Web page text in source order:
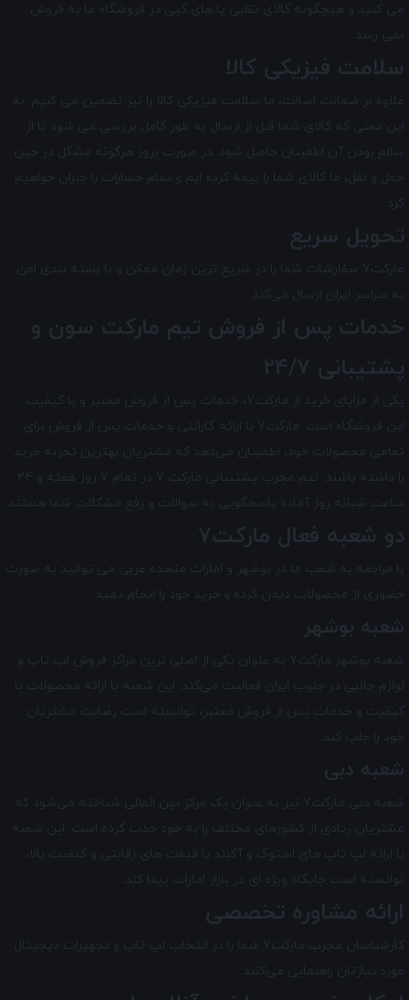
می کنید و هیچگونه کالای تقلبی یا های کپی در فروشگاه ما به فروش
نمی رسد.
سلامت فیزیکی کالا
علاوه بر ضمانت اصالت، ما سلامت فیزیکی کالا را نیز تضمین می‌ کنیم. به
این معنی که کالای شما قبل از ارسال به طور کامل بررسی می شود تا از
سالم بودن آن اطمینان حاصل شود. در صورت بروز هرگونه مشکل در حین
حمل و نقل، ما کالای شما را بیمه کرده ایم و تمام خسارات را جبران خواهیم
کرد.
تحویل سریع
مارکت7 سفارشات شما را در سریع ترین زمان ممکن و با بسته بندی امن
به سراسر ایران ارسال می‌کند.
خدمات پس از فروش تیم مارکت سون و
پشتیبانی 24/7
یکی از مزایای خرید از مارکت7، خدمات پس از فروش معتبر و با کیفیت
این فروشگاه است. مارکت7 با ارائه گارانتی و خدمات پس از فروش برای
تمامی محصولات خود، اطمینان می‌دهد که مشتریان بهترین تجربه خرید
را داشته باشند. تیم مجرب پشتیبانی مارکت 7 در تمام 7 روز هفته و 24
ساعت شبانه ‌روز آماده پاسخگویی به سوالات و رفع مشکلات شما هستند.
دو شعبه فعال مارکت7
با مراجعه به شعب ما در بوشهر و امارات متحده عربی می توانید به صورت
حضوری از محصولات دیدن کرده و خرید خود را انجام دهید.
شعبه بوشهر
شعبه بوشهر مارکت7 به عنوان یکی از اصلی ترین مراکز فروش لپ تاپ و
لوازم جانبی در جنوب ایران فعالیت می‌کند. این شعبه با ارائه محصولات با
کیفیت و خدمات پس از فروش معتبر، توانسته است رضایت مشتریان
خود را جلب کند.
شعبه دبی
شعبه دبی مارکت7 نیز به عنوان یک مرکز بین‌ المللی شناخته می‌شود که
مشتریان زیادی از کشورهای مختلف را به خود جذب کرده است. این شعبه
با ارائه لپ تاپ های استوک و آکبند با قیمت های رقابتی و کیفیت بالا،
توانسته است جایگاه ویژه ای در بازار امارات پیدا کند.
ارائه مشاوره تخصصی
کارشناسان مجرب مارکت7 شما را در انتخاب لپ ‌تاپ و تجهیزات دیجیتال
مورد نیازتان راهنمایی می‌کنند.